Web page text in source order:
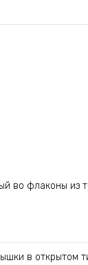
во флаконы из
в открытом